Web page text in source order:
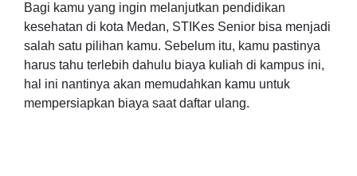
Bagi kamu yang ingin melanjutkan pendidikan
kesehatan di kota Medan, STIKes Senior bisa menjadi
salah satu pilihan kamu. Sebelum itu, kamu pastinya
harus tahu terlebih dahulu biaya kuliah di kampus ini,
hal ini nantinya akan memudahkan kamu untuk
mempersiapkan biaya saat daftar ulang.